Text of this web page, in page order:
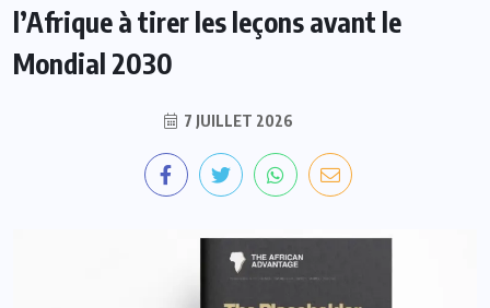
l’Afrique à tirer les leçons avant le
Mondial 2030
7 JUILLET 2026